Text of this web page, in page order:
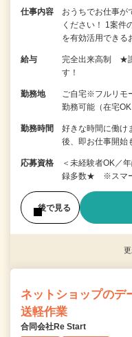
仕事内容
おうちでお仕事が
ください！ 1案件
を有効活用でき
給与
完全出来高制 ★謝
す！
勤務地
ご自宅※フルリモ
勤務可能（在宅OK
勤務時間
好きな時間に働
後、即お仕事開
応募資格
＜未経験者OK／
録多数★ ※スマー
後で見る
ネットショップのデ
送軽作業
合同会社Re Start